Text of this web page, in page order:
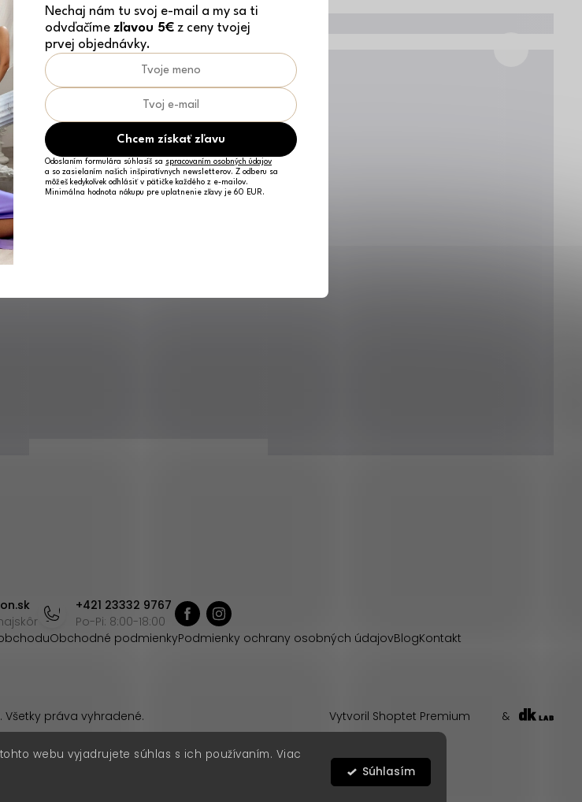
webu vyjadrujete súhlas s ich používaním. Viac
Súhlasím
+421 23332 9767
Po-Pi: 8:00-18:00
Obchodné podmienkyPodmienky ochrany osobných údajovBlogKontakt
Vytvoril Shoptet Premium &
. Všetky práva vyhradené.
Nechaj nám tu svoj e-mail a my sa ti
odvďačíme zľavou 5€ z ceny tvojej
prvej objednávky.
Chcem získať zľavu
Odoslaním formulára súhlasíš sa spracovaním osobných údajov
a so zasielaním našich inšpiratívnych newsletterov. Z odberu sa
môžeš kedykoľvek odhlásiť v pätičke každého z e-mailov.
Minimálna hodnota nákupu pre uplatnenie zľavy je 60 EUR.